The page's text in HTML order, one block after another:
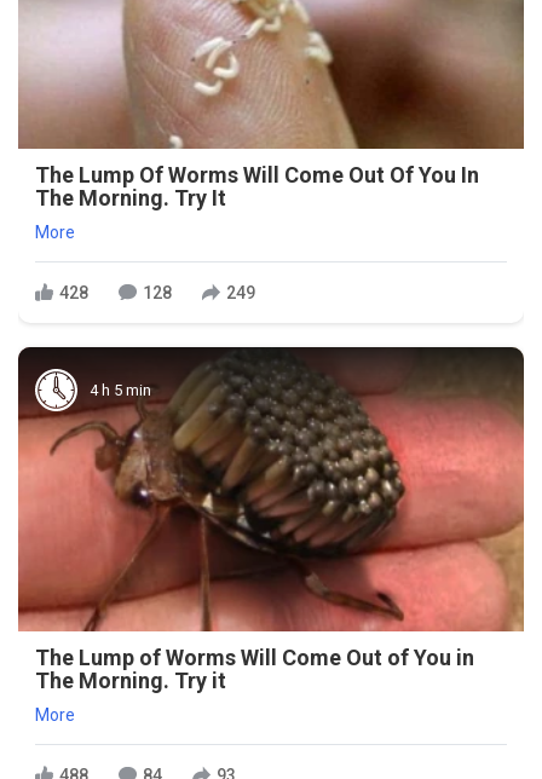
The Lump Of Worms Will Come Out Of You In
The Morning. Try It
More
428 128 249
4 h 5 min
The Lump of Worms Will Come Out of You in
The Morning. Try it
More
488 84 93